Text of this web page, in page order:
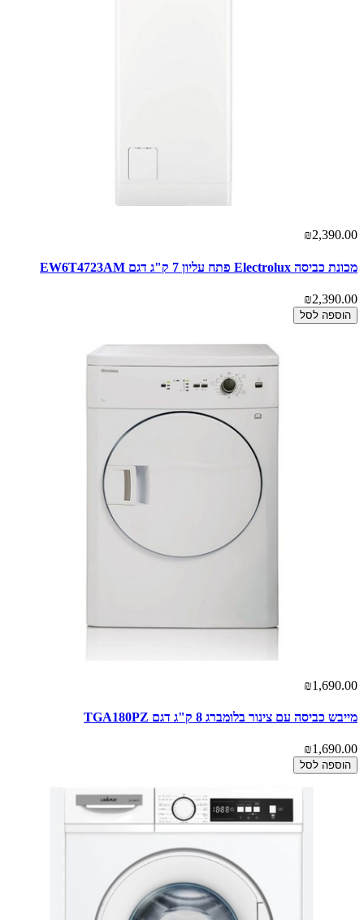
₪2,390.00
מכונת כביסה Electrolux פתח עליון 7 ק"ג דגם EW6T4723AM
₪2,390.00
הוספה לסל
₪1,690.00
מייבש כביסה עם צינור בלומברג 8 ק"ג דגם TGA180PZ
₪1,690.00
הוספה לסל